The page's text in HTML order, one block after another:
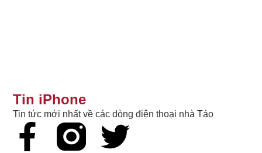
Tin iPhone
Tin tức mới nhất về các dòng điện thoại nhà Táo